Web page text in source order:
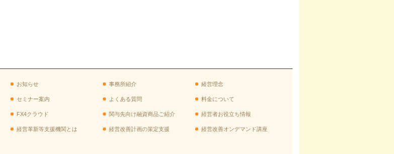
お知らせ 事務所紹介 経営理念
セミナー案内 よくある質問 料金について
FX4クラウド 関与先向け融資商品ご紹介 経営者お役立ち情報
経営革新等支援機関とは 経営改善計画の策定支援 経営改善オンデマンド講座